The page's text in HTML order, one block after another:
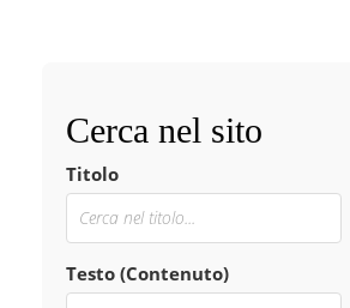
Cerca nel sito
Titolo
Testo (Contenuto)